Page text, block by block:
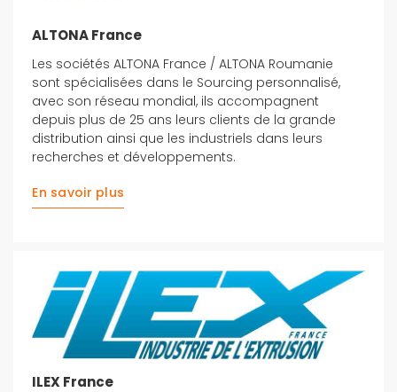
ALTONA France
Les sociétés ALTONA France / ALTONA Roumanie
sont spécialisées dans le Sourcing personnalisé,
avec son réseau mondial, ils accompagnent
depuis plus de 25 ans leurs clients de la grande
distribution ainsi que les industriels dans leurs
recherches et développements.
En savoir plus
ILEX France